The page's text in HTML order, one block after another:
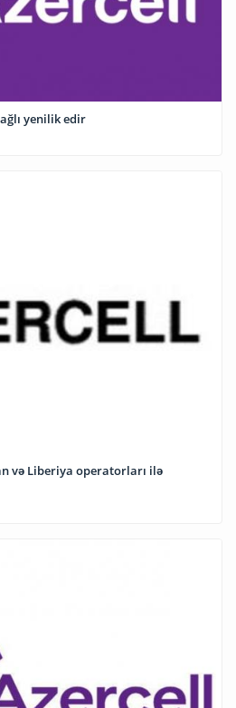
yenilik edir
və Liberiya operatorları ilə